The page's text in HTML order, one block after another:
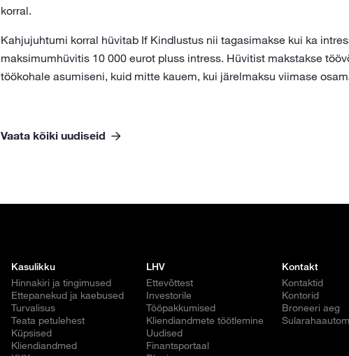
korral.
Kahjujuhtumi korral hüvitab If Kindlustus nii tagasimakse kui ka
maksimumhüvitis 10 000 eurot pluss intress. Hüvitist makstakse
töökohale asumiseni, kuid mitte kauem, kui järelmaksu viimase
Vaata kõiki uudiseid
Kasulikku
Hinnakiri ja tingimused
Ettepanekud ja kaebused
Turvalisus
Teata petulehest
Küpsised
Kliendiandmed
LHV
Ettevõttest
Investorile
Tööpakkumised
Kliendiandmete töötlemine
Uudised
Finantsportaal
Kontakt
Kontaktid
Kontorid
Broneeri aeg